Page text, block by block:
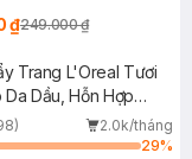
₫249.000 ₫
Trang L'Oreal Tươi
Da Dầu, Hỗn Hợp
2.0k/tháng
29%